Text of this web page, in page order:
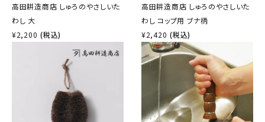
高田耕造商店 しゅろのやさしいた
わし 大
¥2,200 (税込)
高田耕造商店 しゅろのやさしいた
わし コップ用 ブナ柄
¥2,420 (税込)